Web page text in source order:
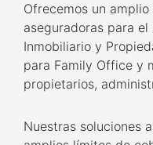
Ofrecemos un
aseguradoras para
Inmobiliario y
para Family Office y
propietarios,
Nuestras soluciones